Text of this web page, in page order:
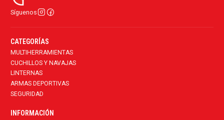
Síguenos
CATEGORÍAS
MULTIHERRAMIENTAS
CUCHILLOS Y NAVAJAS
LINTERNAS
ARMAS DEPORTIVAS
SEGURIDAD
INFORMACIÓN